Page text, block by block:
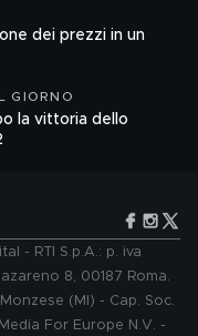
dei prezzi in un
GIORNO
la vittoria dello
- RTI S.p.A.: p. iva
8, 00187 Roma.
(MI) - Cap. Soc.
For Europe N.V. -